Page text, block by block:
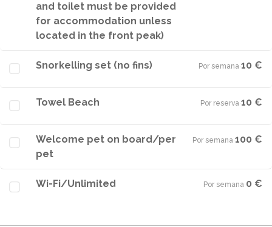
and toilet must be provided
for accommodation unless
located in the front peak)
Snorkelling set (no fins) Por semana·10 €
Towel Beach Por reserva·10 €
Welcome pet on board/per
pet
Por semana·100 €
Wi-Fi/Unlimited Por semana·0 €